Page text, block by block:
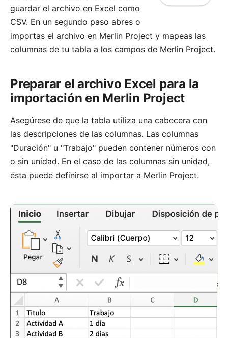
guardar el archivo en Excel como
CSV. En un segundo paso abres o
importas el archivo en Merlin Project y mapeas las
columnas de tu tabla a los campos de Merlin Project.
Preparar el archivo Excel para la
importación en Merlin Project
Asegúrese de que la tabla utiliza una cabecera con
las descripciones de las columnas. Las columnas
"Duración" u "Trabajo" pueden contener números con
o sin unidad. En el caso de las columnas sin unidad,
ésta puede definirse al importar a Merlin Project.